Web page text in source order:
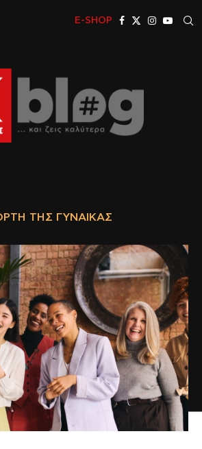
E-SHOP
ΤΗΣ ΓΥΝΑΊΚΑΣ